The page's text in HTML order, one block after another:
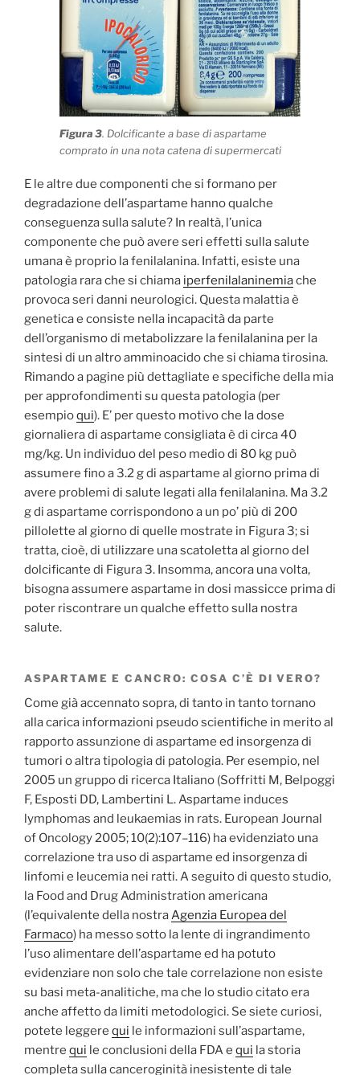
Figura 3. Dolcificante a base di aspartame
comprato in una nota catena di supermercati
E le altre due componenti che si formano per
degradazione dell’aspartame hanno qualche
conseguenza sulla salute? In realtà, l’unica
componente che può avere seri effetti sulla salute
umana è proprio la fenilalanina. Infatti, esiste una
patologia rara che si chiama iperfenilalaninemiache
provoca seri danni neurologici. Questa malattia è
genetica e consiste nella incapacità da parte
dell’organismo di metabolizzare la fenilalanina per la
sintesi di un altro amminoacido che si chiama tirosina.
Rimando a pagine più dettagliate e specifiche della mia
per approfondimenti su questa patologia (per
esempioqui). E’ per questo motivo che la dose
giornaliera di aspartame consigliata è di circa 40
mg/kg. Un individuo del peso medio di 80 kg può
assumere fino a 3.2 g di aspartame al giorno prima di
avere problemi di salute legati alla fenilalanina. Ma 3.2
g di aspartame corrispondono a un po’ più di 200
pillolette al giorno di quelle mostrate in Figura 3; si
tratta, cioè, di utilizzare una scatoletta al giorno del
dolcificante di Figura 3. Insomma, ancora una volta,
bisogna assumere aspartame in dosi massicce prima di
poter riscontrare un qualche effetto sulla nostra
salute.
ASPARTAME E CANCRO: COSA C’È DI VERO?
Come già accennato sopra, di tanto in tanto tornano
alla carica informazioni pseudo scientifiche in merito al
rapporto assunzione di aspartame ed insorgenza di
tumori o altra tipologia di patologia. Per esempio, nel
2005 un gruppo di ricerca Italiano (Soffritti M, Belpoggi
F, Esposti DD, Lambertini L. Aspartame induces
lymphomas and leukaemias in rats. European Journal
of Oncology 2005; 10(2):107–116) ha evidenziato una
correlazione tra uso di aspartame ed insorgenza di
linfomi e leucemia nei ratti. A seguito di questo studio,
la Food and Drug Administration americana
(l’equivalente della nostraAgenzia Europea del
Farmaco) ha messo sotto la lente di ingrandimento
l’uso alimentare dell’aspartame ed ha potuto
evidenziare non solo che tale correlazione non esiste
su basi meta-analitiche, ma che lo studio citato era
anche affetto da limiti metodologici. Se siete curiosi,
potete leggere qui le informazioni sull’aspartame,
mentre qui le conclusioni della FDA e qui la storia
completa sulla canceroginità inesistente di tale